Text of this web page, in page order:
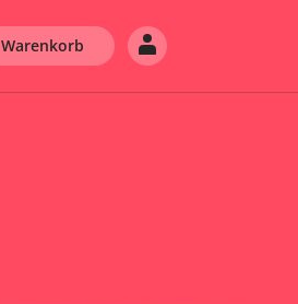
Warenkorb